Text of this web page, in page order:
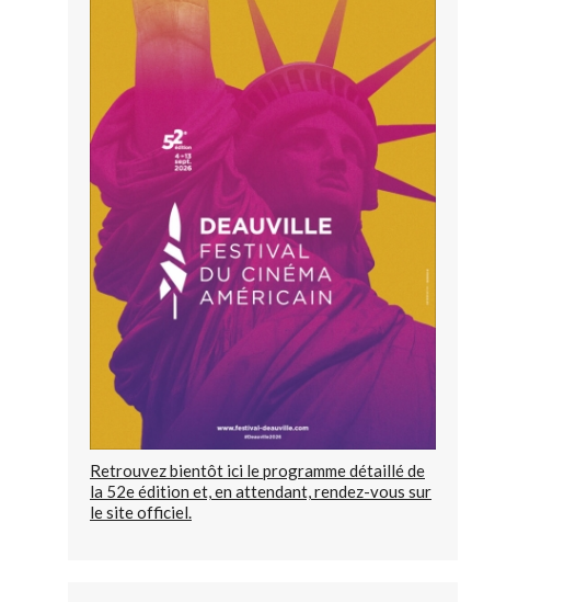
Retrouvez bientôt ici le programme détaillé de
la 52e édition et, en attendant, rendez-vous sur
le site officiel.